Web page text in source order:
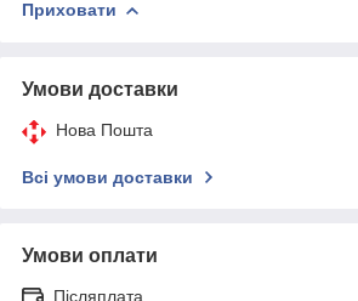
Приховати
Умови доставки
Нова Пошта
Всі умови доставки
Умови оплати
Післяплата